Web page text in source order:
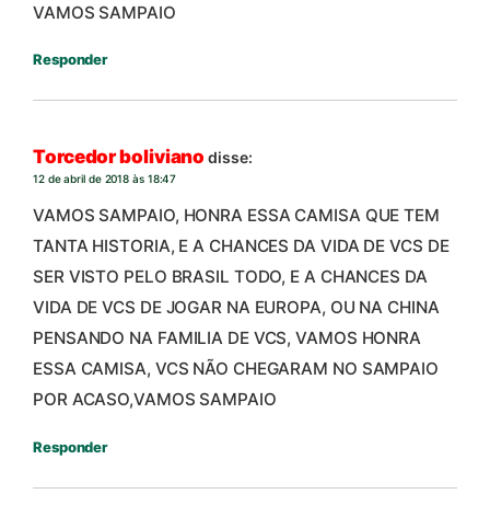
VAMOS SAMPAIO
Responder
Torcedor boliviano disse:
12 de abril de 2018 às 18:47
VAMOS SAMPAIO, HONRA ESSA CAMISA QUE TEM
TANTA HISTORIA, E A CHANCES DA VIDA DE VCS DE
SER VISTO PELO BRASIL TODO, E A CHANCES DA
VIDA DE VCS DE JOGAR NA EUROPA, OU NA CHINA
PENSANDO NA FAMILIA DE VCS, VAMOS HONRA
ESSA CAMISA, VCS NÃO CHEGARAM NO SAMPAIO
POR ACASO,VAMOS SAMPAIO
Responder